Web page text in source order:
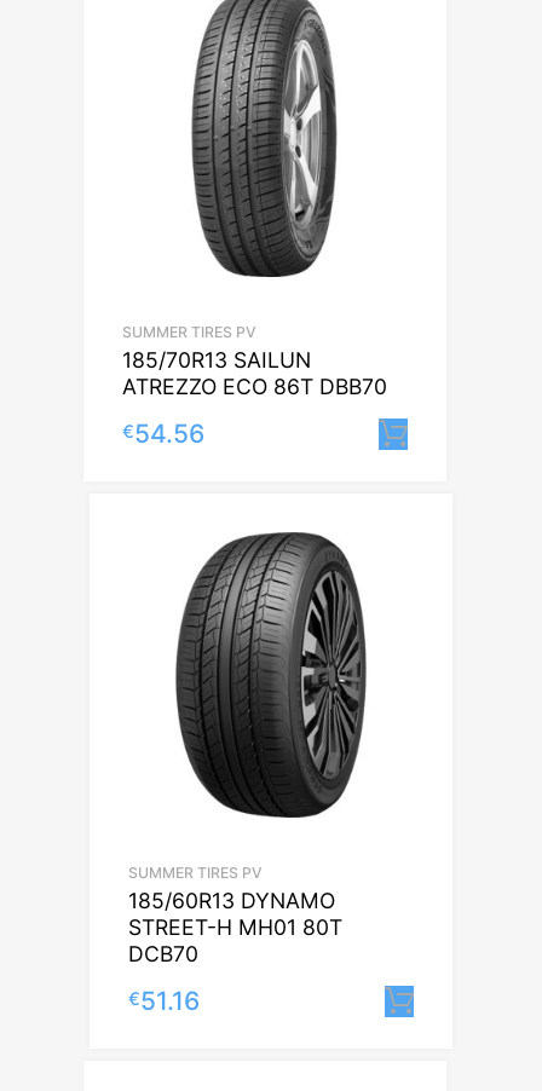
SUMMER TIRES PV
185/70R13 SAILUN
ATREZZO ECO 86T DBB70
€54.56
SUMMER TIRES PV
185/60R13 DYNAMO
STREET-H MH01 80T
DCB70
€51.16